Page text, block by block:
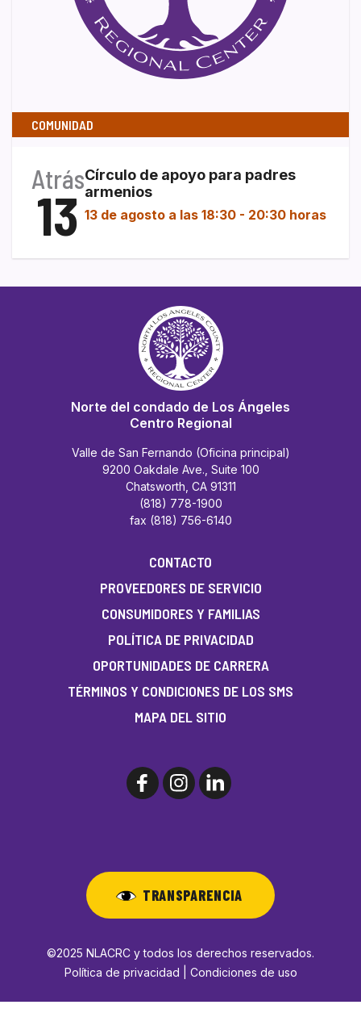
COMUNIDAD
Atrás
13
Círculo de apoyo para padres
armenios
13 de agosto a las 18:30 - 20:30 horas
Norte del condado de Los Ángeles
Centro Regional
Valle de San Fernando (Oficina principal)
9200 Oakdale Ave., Suite 100
Chatsworth, CA 91311
(818) 778-1900
fax (818) 756-6140
CONTACTO
PROVEEDORES DE SERVICIO
CONSUMIDORES Y FAMILIAS
POLÍTICA DE PRIVACIDAD
OPORTUNIDADES DE CARRERA
TÉRMINOS Y CONDICIONES DE LOS SMS
MAPA DEL SITIO
TRANSPARENCIA
©2025 NLACRC y todos los derechos reservados.
Política de privacidad | Condiciones de uso